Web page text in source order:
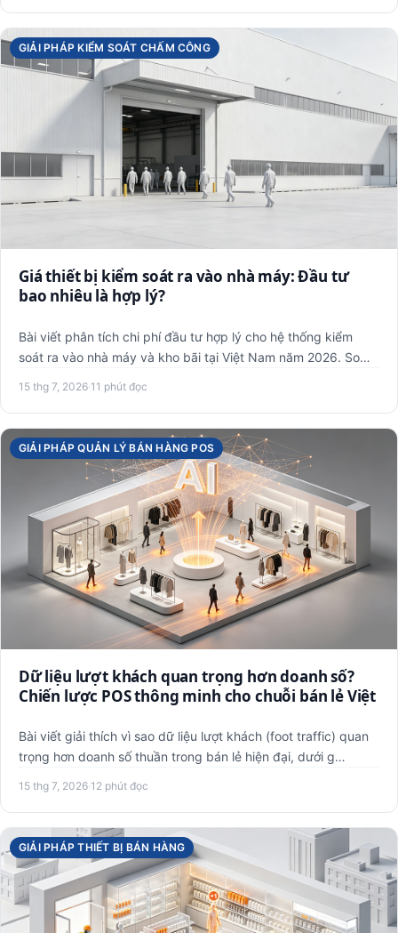
GIẢI PHÁP KIỂM SOÁT CHẤM CÔNG
Giá thiết bị kiểm soát ra vào nhà máy: Đầu tư
bao nhiêu là hợp lý?
Bài viết phân tích chi phí đầu tư hợp lý cho hệ thống kiểm
soát ra vào nhà máy và kho bãi tại Việt Nam năm 2026. So
15 thg 7, 2026·11 phút đọc
GIẢI PHÁP QUẢN LÝ BÁN HÀNG POS
Dữ liệu lượt khách quan trọng hơn doanh số?
Chiến lược POS thông minh cho chuỗi bán lẻ Việt
Bài viết giải thích vì sao dữ liệu lượt khách (foot traffic) quan
trọng hơn doanh số thuần trong bán lẻ hiện đại, dưới g…
15 thg 7, 2026·12 phút đọc
GIẢI PHÁP THIẾT BỊ BÁN HÀNG